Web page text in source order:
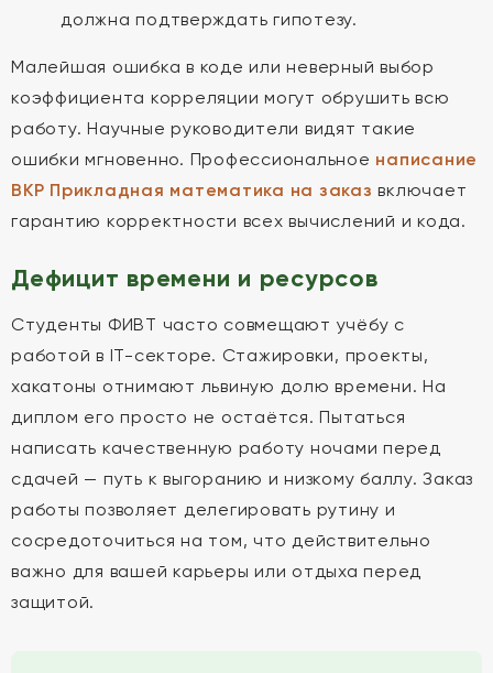
должна подтверждать гипотезу.
Малейшая ошибка в коде или неверный выбор
коэффициента корреляции могут обрушить всю
работу. Научные руководители видят такие
ошибки мгновенно. Профессиональное написание
ВКР Прикладная математика на заказ включает
гарантию корректности всех вычислений и кода.
Дефицит времени и ресурсов
Студенты ФИВТ часто совмещают учёбу с
работой в IT-секторе. Стажировки, проекты,
хакатоны отнимают львиную долю времени. На
диплом его просто не остаётся. Пытаться
написать качественную работу ночами перед
сдачей — путь к выгоранию и низкому баллу. Заказ
работы позволяет делегировать рутину и
сосредоточиться на том, что действительно
важно для вашей карьеры или отдыха перед
защитой.